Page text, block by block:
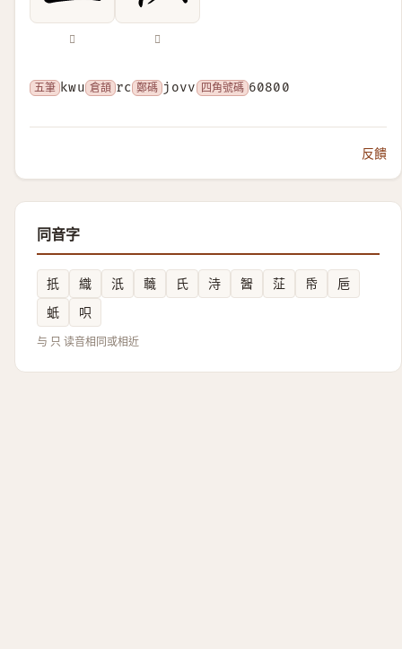
𠮡 𧙋
五筆 kwu 倉頡 rc 鄭碼 jovv 四角號碼 60800
反饋
同音字
扺 織 汦 蘵 氏 洔 䣽 鿊 帋
巵
蚔
呮
与 只 读音相同或相近